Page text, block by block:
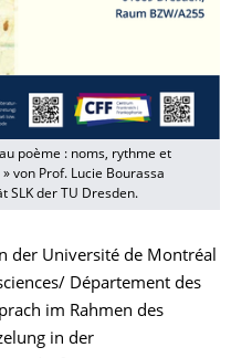
poème : noms, rythme et
von Prof. Lucie Bourassa
SLK der TU Dresden.
der Université de Montréal
Département des
im Rahmen des
in der